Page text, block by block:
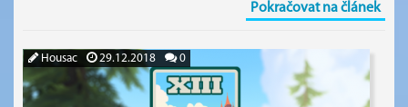
Pokračovat na článek
Housac 29.12.2018 0